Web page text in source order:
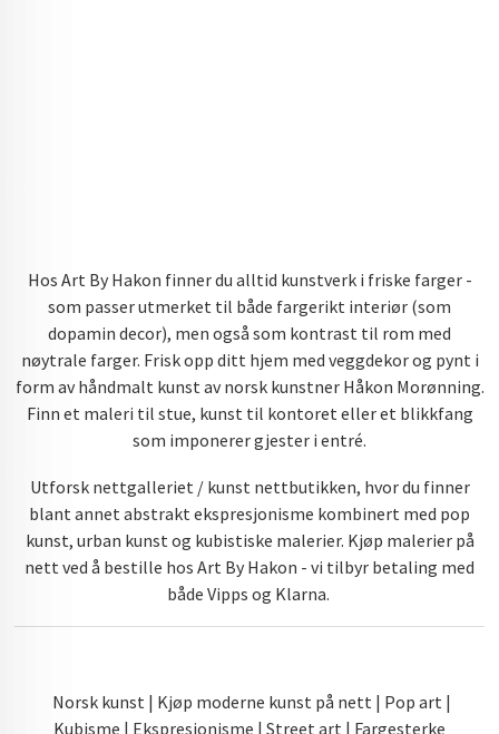
Hos Art By Hakon finner du alltid kunstverk i friske farger -
som passer utmerket til både fargerikt interiør (som
dopamin decor), men også som kontrast til rom med
nøytrale farger. Frisk opp ditt hjem med veggdekor og pynt i
form av håndmalt kunst av norsk kunstner Håkon Morønning.
Finn et maleri til stue, kunst til kontoret eller et blikkfang
som imponerer gjester i entré.
Utforsk nettgalleriet / kunst nettbutikken, hvor du finner
blant annet abstrakt ekspresjonisme kombinert med pop
kunst, urban kunst og kubistiske malerier. Kjøp malerier på
nett ved å bestille hos Art By Hakon - vi tilbyr betaling med
både Vipps og Klarna.
Norsk kunst | Kjøp moderne kunst på nett | Pop art |
Kubisme | Ekspresjonisme | Street art | Fargesterke